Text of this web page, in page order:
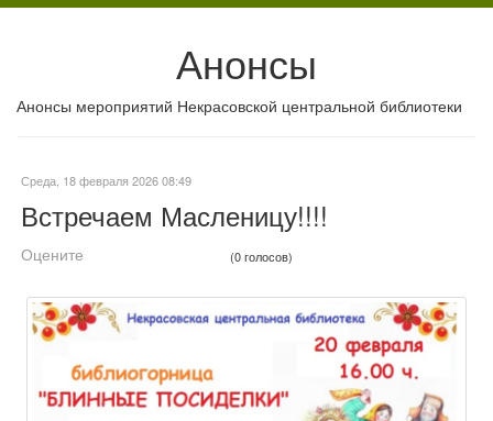
Анонсы
Анонсы мероприятий Некрасовской центральной библиотеки
Среда, 18 февраля 2026 08:49
Встречаем Масленицу!!!!
Оцените (0 голосов)